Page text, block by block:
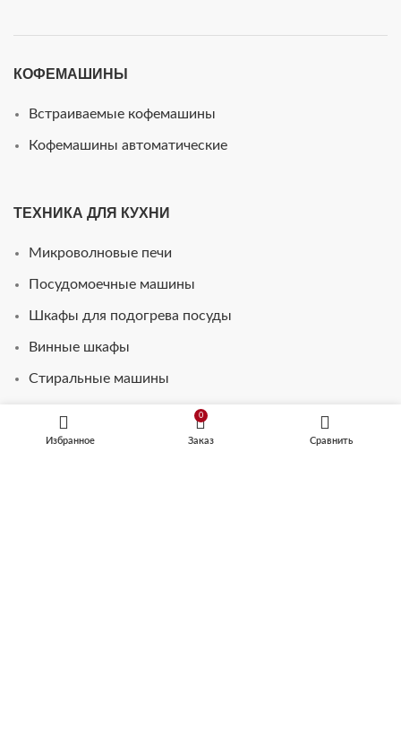
КОФЕМАШИНЫ
Встраиваемые кофемашины
Кофемашины автоматические
ТЕХНИКА ДЛЯ КУХНИ
Микроволновые печи
Посудомоечные машины
Шкафы для подогрева посуды
Винные шкафы
Стиральные машины
Избранное
0
Заказ Сравнить